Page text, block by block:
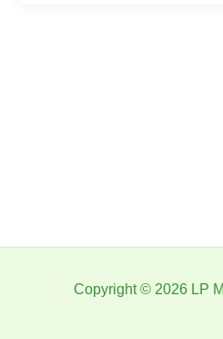
Copyright © 2026 LP